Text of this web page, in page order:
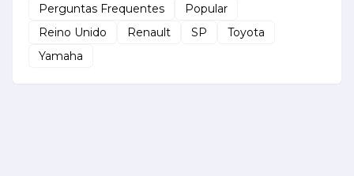
Perguntas Frequentes
Popular
Reino Unido
Renault SP
Toyota
Yamaha